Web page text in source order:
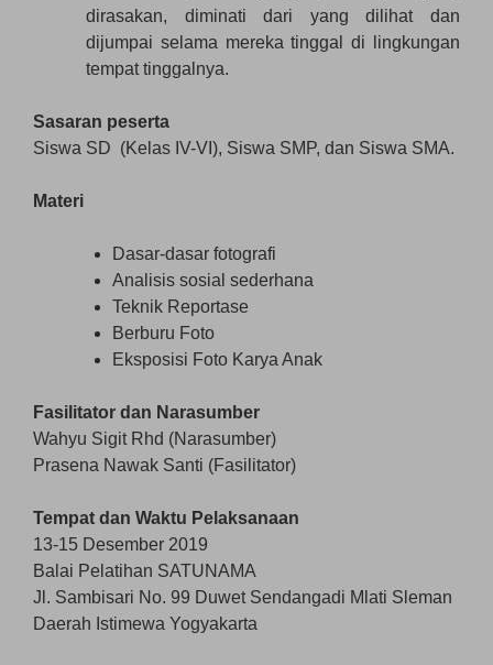
dirasakan, diminati dari yang dilihat dan
dijumpai selama mereka tinggal di lingkungan
tempat tinggalnya.
Sasaran peserta
Siswa SD (Kelas IV-VI), Siswa SMP, dan Siswa SMA.
Materi
Dasar-dasar fotografi
Analisis sosial sederhana
Teknik Reportase
Berburu Foto
Eksposisi Foto Karya Anak
Fasilitator dan Narasumber
Wahyu Sigit Rhd (Narasumber)
Prasena Nawak Santi (Fasilitator)
Tempat dan Waktu Pelaksanaan
13-15 Desember 2019
Balai Pelatihan SATUNAMA
Jl. Sambisari No. 99 Duwet Sendangadi Mlati Sleman
Daerah Istimewa Yogyakarta